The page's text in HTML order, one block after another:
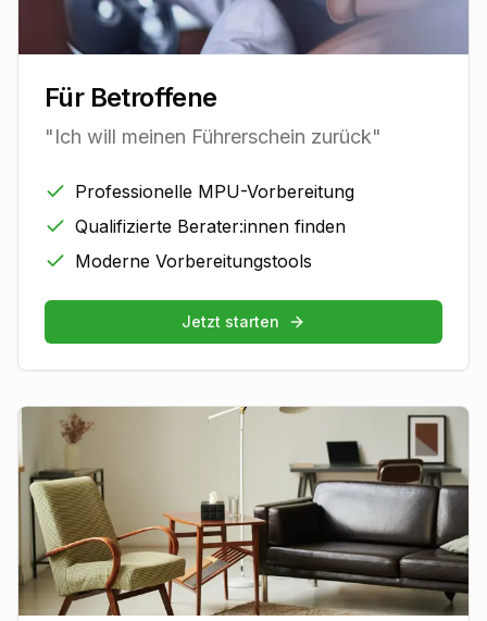
Für Betroffene
"Ich will meinen Führerschein zurück"
Professionelle MPU-Vorbereitung
Qualifizierte Berater:innen finden
Moderne Vorbereitungstools
Jetzt starten